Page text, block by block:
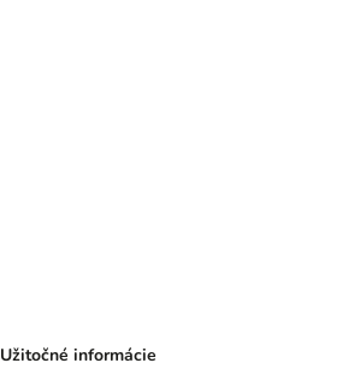
Užitočné informácie